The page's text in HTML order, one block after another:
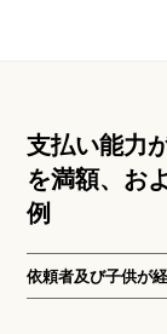
支払い能力
を満額、お
例
依頼者及び子供が